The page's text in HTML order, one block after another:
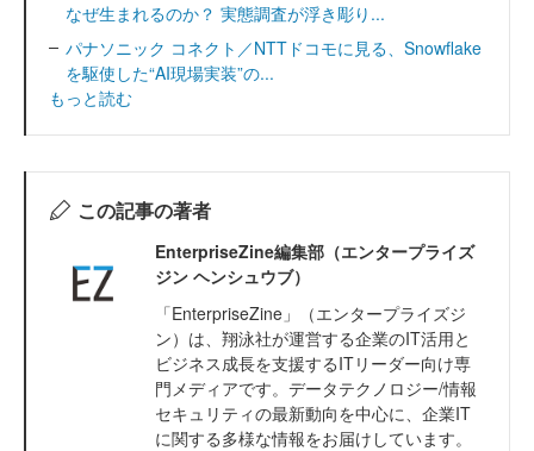
なぜ生まれるのか？ 実態調査が浮き彫り...
パナソニック コネクト／NTTドコモに見る、Snowflake
を駆使した“AI現場実装”の...
もっと読む
この記事の著者
EnterpriseZine編集部（エンタープライズ
ジン ヘンシュウブ）
「EnterpriseZine」（エンタープライズジ
ン）は、翔泳社が運営する企業のIT活用と
ビジネス成長を支援するITリーダー向け専
門メディアです。データテクノロジー/情報
セキュリティの最新動向を中心に、企業IT
に関する多様な情報をお届けしています。